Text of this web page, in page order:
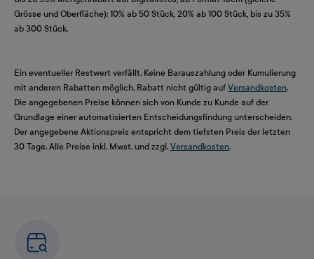
Grösse und Oberfläche): 10% ab 50 Stück, 20% ab 100 Stück, bis zu 35%
ab 300 Stück.
Ein eventueller Restwert verfällt. Keine Barauszahlung oder Kumulierung
mit anderen Rabatten möglich. Rabatt nicht gültig auf Versandkosten.
Die angegebenen Preise können sich von Kunde zu Kunde auf der
Grundlage einer automatisierten Entscheidungsfindung unterscheiden.
Der angegebene Aktionspreis entspricht dem tiefsten Preis der letzten
30 Tage. Alle Preise inkl. Mwst. und zzgl. Versandkosten.